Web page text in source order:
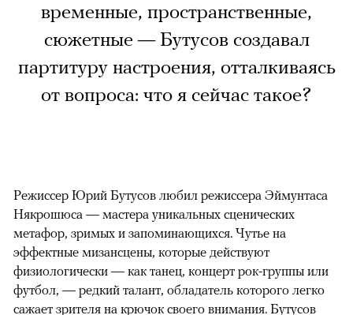
временные, пространственные,
сюжетные — Бутусов создавал
партитуру настроения, отталкиваясь
от вопроса: что я сейчас такое?
Режиссер Юрий Бутусов любил режиссера Эймунтаса
Някрошюса — мастера уникальных сценических
метафор, зримых и запоминающихся. Чутье на
эффектные мизансцены, которые действуют
физиологически — как танец, концерт рок-группы или
футбол, — редкий талант, обладатель которого легко
сажает зрителя на крючок своего внимания. Бутусов